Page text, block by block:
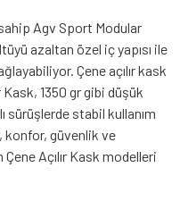
Agv Sport Modular
azaltan özel iç yapısı ile
Çene açılır kask
1350 gr gibi düşük
sürüşlerde stabil kullanım
konfor, güvenlik ve
Açılır Kask modelleri